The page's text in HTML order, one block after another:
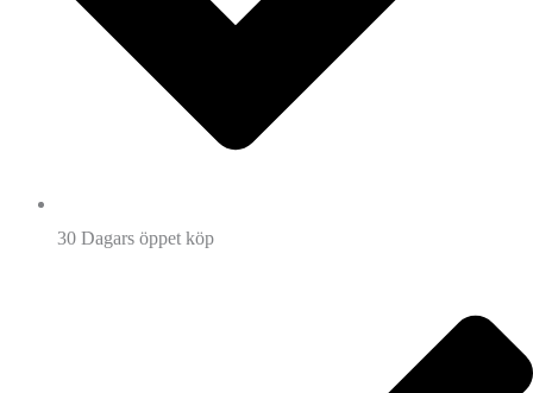
30 Dagars öppet köp